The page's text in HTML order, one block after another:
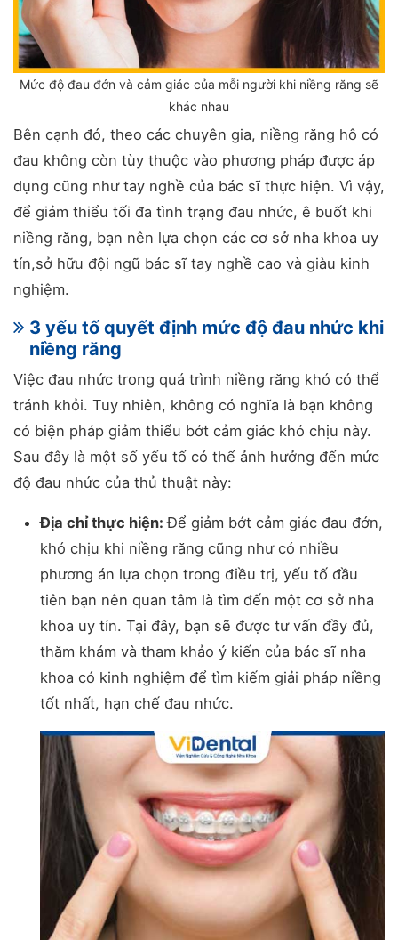
Mức độ đau đớn và cảm giác của mỗi người khi niềng răng sẽ
khác nhau
Bên cạnh đó, theo các chuyên gia, niềng răng hô có
đau không còn tùy thuộc vào phương pháp được áp
dụng cũng như tay nghề của bác sĩ thực hiện. Vì vậy,
để giảm thiểu tối đa tình trạng đau nhức, ê buốt khi
niềng răng, bạn nên lựa chọn các cơ sở nha khoa uy
tín,sở hữu đội ngũ bác sĩ tay nghề cao và giàu kinh
nghiệm.
3 yếu tố quyết định mức độ đau nhức khi
niềng răng
Việc đau nhức trong quá trình niềng răng khó có thể
tránh khỏi. Tuy nhiên, không có nghĩa là bạn không
có biện pháp giảm thiểu bớt cảm giác khó chịu này.
Sau đây là một số yếu tố có thể ảnh hưởng đến mức
độ đau nhức của thủ thuật này:
Địa chỉ thực hiện:Để giảm bớt cảm giác đau đớn,
khó chịu khi niềng răng cũng như có nhiều
phương án lựa chọn trong điều trị, yếu tố đầu
tiên bạn nên quan tâm là tìm đến một cơ sở nha
khoa uy tín. Tại đây, bạn sẽ được tư vấn đầy đủ,
thăm khám và tham khảo ý kiến ​​của bác sĩ nha
khoa có kinh nghiệm để tìm kiếm giải pháp niềng
tốt nhất, hạn chế đau nhức.